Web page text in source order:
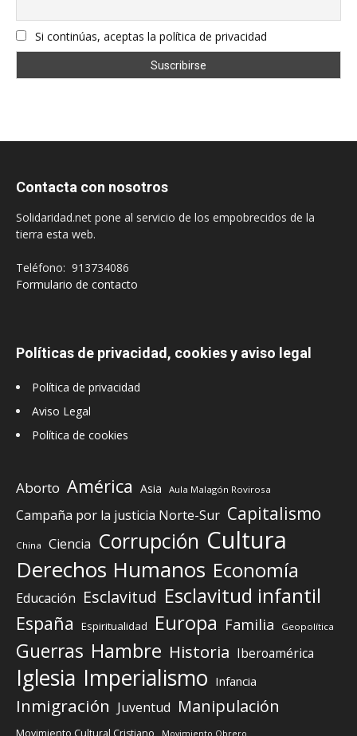
Si continúas, aceptas la política de privacidad
Contacta con nosotros
Solidaridad.net pone al servicio de los empobrecidos de la
tierra esta web.
Teléfono: 913734086
Formulario de contacto
Políticas de privacidad, cookies y aviso legal
Política de privacidad
Aviso Legal
Política de cookies
Aborto América Asia Aula Malagón Rovirosa
Campaña por la justicia Norte-Sur Capitalismo
China Ciencia Corrupción Cultura
Derechos Humanos Economía
Educación Esclavitud Esclavitud infantil
España Espiritualidad Europa Familia Geopolítica
Guerras Hambre Historia Iberoamérica
Iglesia Imperialismo Infancia
Inmigración Juventud Manipulación